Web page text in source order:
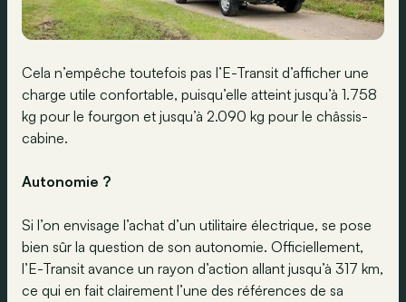
Cela n’empêche toutefois pas l’E-Transit d’afficher une
charge utile confortable, puisqu’elle atteint jusqu’à 1.758
kg pour le fourgon et jusqu’à 2.090 kg pour le châssis-
cabine.
Autonomie ?
Si l’on envisage l’achat d’un utilitaire électrique, se pose
bien sûr la question de son autonomie. Officiellement,
l’E-Transit avance un rayon d’action allant jusqu’à 317 km,
ce qui en fait clairement l’une des références de sa